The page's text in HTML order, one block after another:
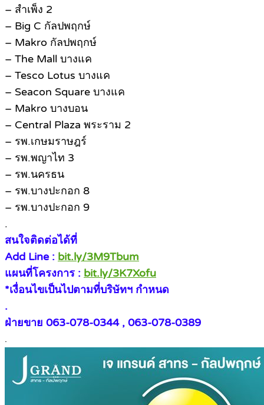
– สำเพ็ง 2
– Big C กัลปพฤกษ์
– Makro กัลปพฤกษ์
– The Mall บางแค
– Tesco Lotus บางแค
– Seacon Square บางแค
– Makro บางบอน
– Central Plaza พระราม 2
– รพ.เกษมราษฎร์
– รพ.พญาไท 3
– รพ.นครธน
– รพ.บางปะกอก 8
– รพ.บางปะกอก 9
.
สนใจติดต่อได้ที่
Add Line : bit.ly/3M9Tbum
แผนที่โครงการ : bit.ly/3K7Xofu
*เงื่อนไขเป็นไปตามที่บริษัทฯ กำหนด
.
ฝ่ายขาย 063-078-0344 , 063-078-0389
.